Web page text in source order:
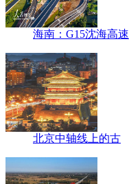
海南：G15沈海高速
北京中轴线上的古